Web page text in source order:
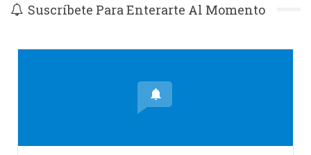
Suscríbete Para Enterarte Al Momento